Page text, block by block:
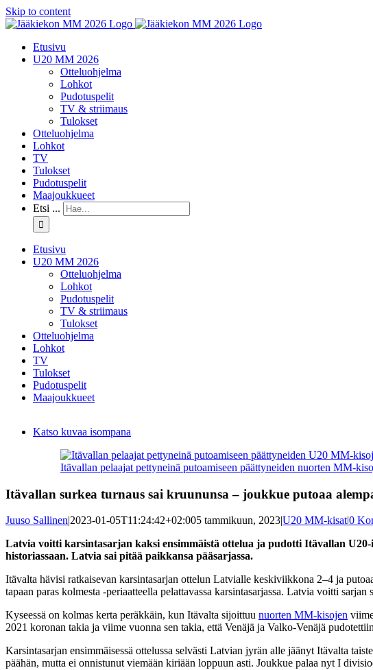
Skip to content
Etusivu
U20 MM 2026
Otteluohjelma
Lohkot
Pudotuspelit
TV & striimaus
Tulokset
Otteluohjelma
Lohkot
TV
Tulokset
Pudotuspelit
Maajoukkueet
Etsi ...
Etusivu
U20 MM 2026
Otteluohjelma
Lohkot
Pudotuspelit
TV & striimaus
Tulokset
Otteluohjelma
Lohkot
TV
Tulokset
Pudotuspelit
Maajoukkueet
Katso kuvaa isompana
Itävallan pelaajat pettyneinä putoamiseen päättyneiden nuorten MM-
Itävallan surkea turnaus sai kruununsa – joukkue putoaa
Juuso Sallinen|2023-01-05T11:24:42+02:005 tammikuun, 2023|U20 MM-kisat|0
Latvia voitti karsintasarjan kaksi ensimmäistä ottelua ja pudotti Itävallan
historiassaan. Latvia sai pitää paikkansa pääsarjassa.
Itävalta hävisi ratkaisevan karsintasarjan ottelun Latvialle keskiviikkona 2–4 ja
tapaan paras kolmesta -periaatteella pelattavassa karsintasarjassa. Latvia voitti
Kyseessä on kolmas kerta peräkkäin, kun Itävalta sijoittuu nuorten MM-kisojen
2021 koronan takia ja viime vuonna sen takia, että Venäjä ja Valko-Venäjä
Karsintasarjan ensimmäisessä ottelussa selvästi Latvian jyrän alle jäänyt Itävalta
päähän, mutta ei onnistunut viemään kiriään loppuun asti. Joukkue palaa nyt I